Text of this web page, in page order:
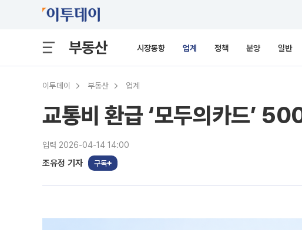
부동산 시장동향 업계 정책 분양 일반
이투데이 부동산 업계
교통비 환급 ‘모두의카드’
입력 2026-04-14 14:00
조유정 기자 구독